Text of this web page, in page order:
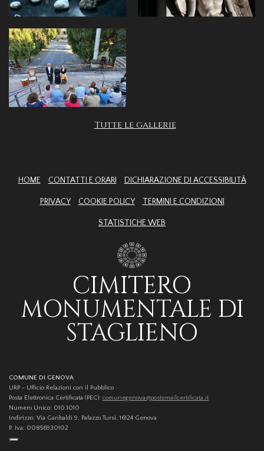
Tutte le gallerie
HOME CONTATTI E ORARI DICHIARAZIONE DI ACCESSIBILITÀ
PRIVACY COOKIE POLICY TERMINI E CONDIZIONI
STATISTICHE WEB
CIMITERO
MONUMENTALE DI
STAGLIENO
COMUNE DI GENOVA
URP - Ufficio Relazioni con il Pubblico
Posta Elettronica Certificata (PEC): comunegenova@postemailcertificata.it
Numero Unico: 010.1010
Indirizzo: Via Garibaldi 9, Palazzo Tursi, 16124 Genova
P. Iva: 00856930102